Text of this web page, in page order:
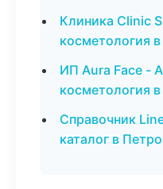
Клиника Clinic
косметология
ИП Aura Face -
косметология
Справочник
каталог в